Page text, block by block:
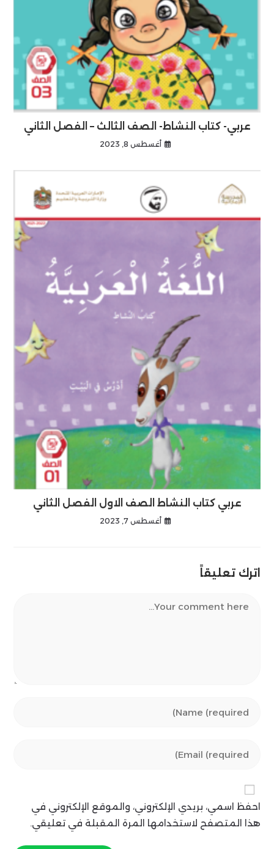
عربي- كتاب النشاط- الصف الثالث – الفصل الثاني
أغسطس 8, 2023
عربي كتاب النشاط الصف الاول الفصل الثاني
أغسطس 7, 2023
اترك تعليقاً
your
comment
your
address
to
comment
احفظ اسمي، بريدي الإلكتروني، والموقع الإلكتروني في
هذا المتصفح لاستخدامها المرة المقبلة في تعليقي.